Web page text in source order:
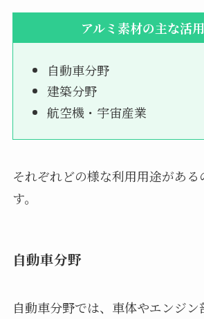
アルミ素材の主な活
自動車分野
建築分野
航空機・宇宙産業
それぞれどの様な利用用途がある
す。
自動車分野
自動車分野では、車体やエンジン